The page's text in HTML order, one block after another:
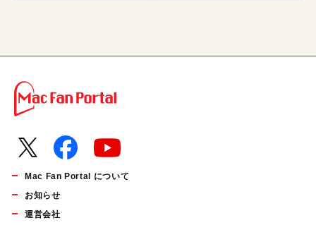
Mac Fan Portal について
お知らせ
運営会社